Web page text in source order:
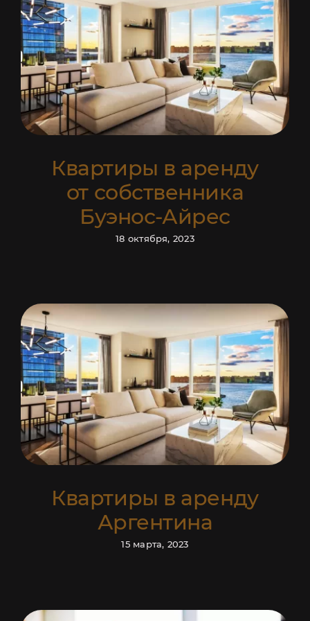
Квартиры в аренду
от собственника
Буэнос-Айрес
18 октября, 2023
Квартиры в аренду
Аргентина
15 марта, 2023